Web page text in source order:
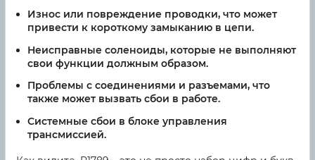
Износ или повреждение проводки, что может
привести к короткому замыканию в цепи.
Неисправные соленоиды, которые не выполняют
свои функции должным образом.
Проблемы с соединениями и разъемами, что
также может вызвать сбои в работе.
Системные сбои в блоке управления
трансмиссией.